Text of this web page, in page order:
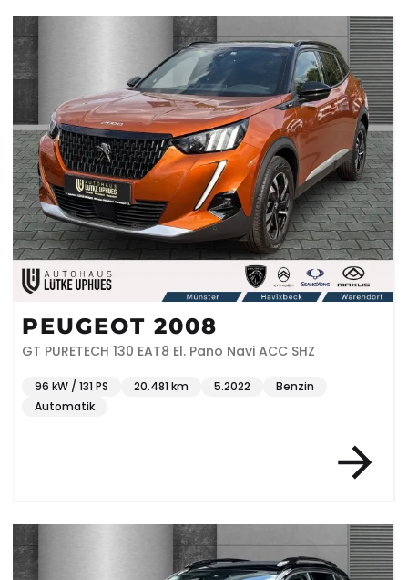
PEUGEOT 2008
GT PURETECH 130 EAT8 El. Pano Navi ACC SHZ
96 kW / 131 PS 20.481 km 5.2022
Benzin
Automatik